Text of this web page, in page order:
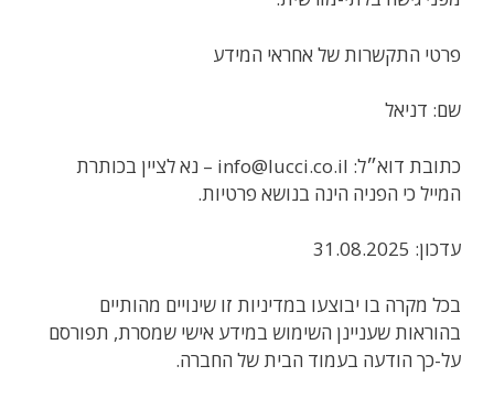
פרטי התקשרות של אחראי המידע
שם: דניאל
כתובת דוא״ל: info@lucci.co.il – נא לציין בכותרת
המייל כי הפניה הינה בנושא פרטיות.
עדכון: 31.08.2025
בכל מקרה בו יבוצעו במדיניות זו שינויים מהותיים
בהוראות שעניינן השימוש במידע אישי שמסרת, תפורסם
על-כך הודעה בעמוד הבית של החברה.